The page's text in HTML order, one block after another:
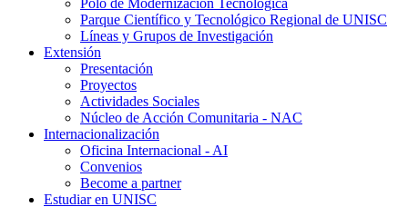
Parque Científico y Tecnológico Regional de UNISC
Líneas y Grupos de Investigación
Extensión
Presentación
Proyectos
Actividades Sociales
Núcleo de Acción Comunitaria - NAC
Internacionalización
Oficina Internacional - AI
Convenios
Become a partner
Estudiar en UNISC